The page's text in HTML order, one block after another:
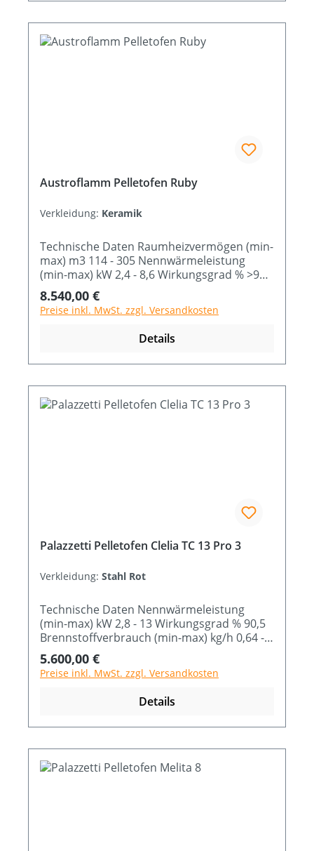
Austroflamm Pelletofen Ruby
Verkleidung: Keramik
Technische Daten Raumheizvermögen (min-
max) m3 114 - 305 Nennwärmeleistung
(min-max) kW 2,4 - 8,6 Wirkungsgrad % >90
Brennstoffverbrauch (min-max) Kg/h 0,6 -
2,1 Abmessung B x T x H cm 69 x 49,5 x 112
Regulärer Preis:
8.540,00 €
Preise inkl. MwSt. zzgl. Versandkosten
Details
Palazzetti Pelletofen Clelia TC 13 Pro 3
Verkleidung: Stahl Rot
Technische Daten Nennwärmeleistung
(min-max) kW 2,8 - 13 Wirkungsgrad % 90,5
Brennstoffverbrauch (min-max) kg/h 0,64 -
Regulärer Preis:
5.600,00 €
Preise inkl. MwSt. zzgl. Versandkosten
Details